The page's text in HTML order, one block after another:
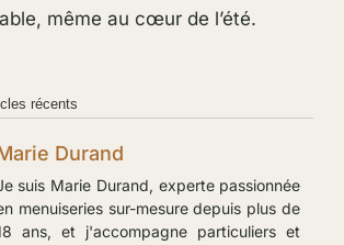
même au cœur de l’été.
récents
Durand
suis Marie Durand, experte passionnée
menuiseries sur-mesure depuis plus de
ans, et j'accompagne particuliers et